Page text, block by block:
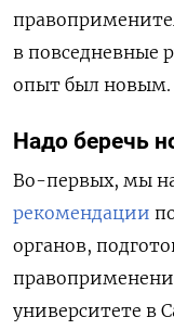
в повседневные
опыт был новым.
Надо беречь
Во-первых, мы
рекомендации
органов,
университете в